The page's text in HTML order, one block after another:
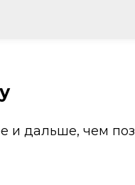
и дальше, чем